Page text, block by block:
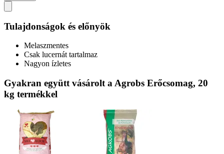
Tulajdonságok és előnyök
Melaszmentes
Csak lucernát tartalmaz
Nagyon ízletes
Gyakran együtt vásárolt a Agrobs Erőcsomag, 20
kg termékkel